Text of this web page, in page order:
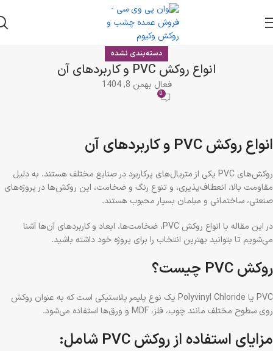
دسته‌بندی نشده
انواع روکش PVC و کاربردهای آن
فعال بهمن 8, 1404
0
انواع روکش PVC و کاربردهای آن
روکش‌های PVC یکی از متریال‌های پرکاربرد در صنایع مختلف هستند. به دلیل
مقاومت بالا، انعطاف‌پذیری، و تنوع رنگ و ضخامت، این روکش‌ها در پروژه‌های
صنعتی، ساختمانی و مبلمان بسیار محبوب هستند.
در این مقاله با انواع روکش PVC، ضخامت‌ها، ابعاد و کاربردهای آن‌ها آشنا
می‌شویم تا بتوانید بهترین انتخاب را برای پروژه خود داشته باشید.
روکش PVC چیست؟
PVC یا Polyvinyl Chloride یک نوع پلیمر پلاستیکی است که به عنوان روکش
روی سطوح مختلف مانند چوب، فلز، MDF و ورق‌ها استفاده می‌شود.
مزایای استفاده از روکش PVC شامل: